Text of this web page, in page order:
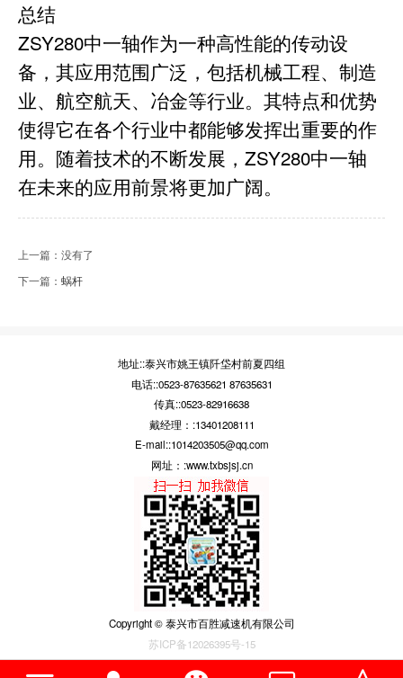
总结
ZSY280中一轴作为一种高性能的传动设
备，其应用范围广泛，包括机械工程、制造
业、航空航天、冶金等行业。其特点和优势
使得它在各个行业中都能够发挥出重要的作
用。随着技术的不断发展，ZSY280中一轴
在未来的应用前景将更加广阔。
上一篇：没有了
下一篇： 蜗杆
地址::泰兴市姚王镇阡垈村前夏四组
电话::0523-87635621 87635631
传真::0523-82916638
戴经理：:13401208111
E-mail::1014203505@qq.com
网址：:www.txbsjsj.cn
Copyright © 泰兴市百胜减速机有限公司
苏ICP备12026395号-15